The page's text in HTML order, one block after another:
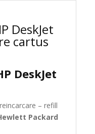
DeskJet
cartus
DeskJet
– refill
Packard